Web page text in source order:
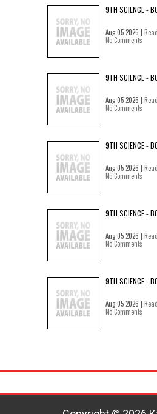
9TH SCIENCE -
Aug 05 2026 |
No Comments
9TH SCIENCE -
Aug 05 2026 |
No Comments
9TH SCIENCE -
Aug 05 2026 |
No Comments
9TH SCIENCE -
Aug 05 2026 |
No Comments
9TH SCIENCE -
Aug 05 2026 |
No Comments